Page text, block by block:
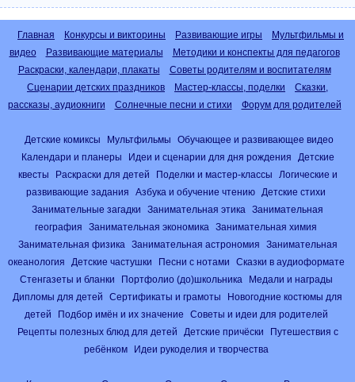
Главная Конкурсы и викторины Развивающие игры
Мультфильмы и
видео
Развивающие материалы
Методики и конспекты для педагогов
Раскраски, календари, плакаты
Советы родителям и воспитателям
Сценарии детских праздников
Мастер-классы, поделки
Сказки,
рассказы, аудиокниги
Солнечные песни и стихи Форум для родителей
Детские комиксы Мультфильмы
Обучающее и развивающее видео
Календари и планеры
Идеи и сценарии для дня рождения
Детские
квесты
Раскраски для детей Поделки и мастер-классы
Логические и
развивающие задания
Азбука и обучение чтению
Детские стихи
Занимательные загадки
Занимательная этика
Занимательная
география
Занимательная экономика
Занимательная химия
Занимательная физика
Занимательная астрономия
Занимательная
океанология
Детские частушки Песни с нотами
Сказки в аудиоформате
Стенгазеты и бланки
Портфолио (до)школьника
Медали и награды
Дипломы для детей
Сертификаты и грамоты
Новогодние костюмы для
детей
Подбор имён и их значение
Советы и идеи для родителей
Рецепты полезных блюд для детей
Детские причёски
Путешествия с
ребёнком
Идеи рукоделия и творчества